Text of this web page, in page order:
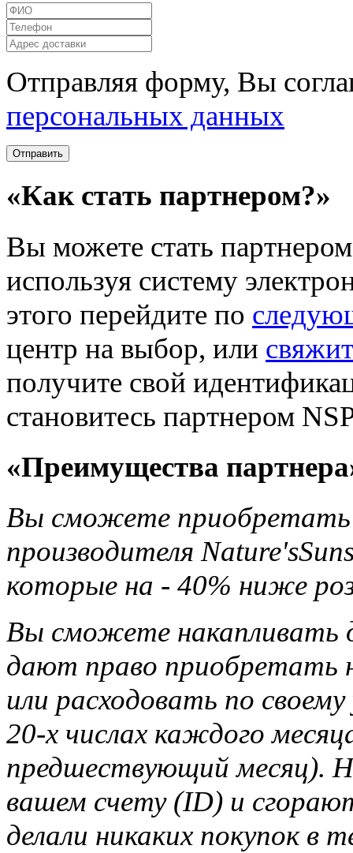
Отправляя форму, Вы
персональных данных
«Как стать партнером?»
Вы можете стать
используя систему
этого перейдите по
центр на выбор, или
получите свой
становитесь партнером
«Преимущества
Вы сможете приобретать
производителя
которые на - 40% ниже
Вы сможете накапливать
дают право приобретать
или расходовать по
20-х числах каждого
предшествующий месяц).
вашем счету (ID) и
делали никаких покупок в